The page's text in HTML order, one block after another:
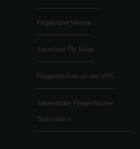
Pegelstand Wenne
Sauerland Fly Shop
Fliegenfischen an der VHS
Sauerländer Fliegenfischer
Stammtisch